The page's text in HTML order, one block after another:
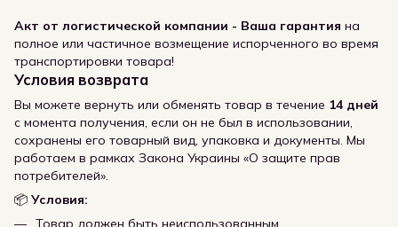
Акт от логистической компании - Ваша гарантия на
полное или частичное возмещение испорченного во время
транспортировки товара!
Условия возврата
Вы можете вернуть или обменять товар в течение 14 дней
с момента получения, если он не был в использовании,
сохранены его товарный вид, упаковка и документы. Мы
работаем в рамках Закона Украины «О защите прав
потребителей».
📦 Условия:
Товар должен быть неиспользованным